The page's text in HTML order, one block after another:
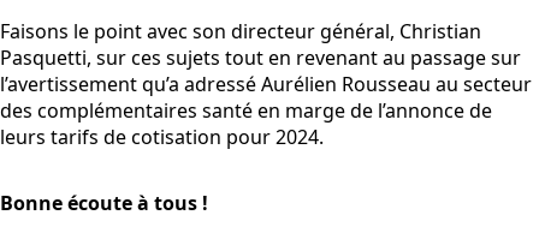
Faisons le point avec son directeur général, Christian
Pasquetti, sur ces sujets tout en revenant au passage sur
l’avertissement qu’a adressé Aurélien Rousseau au secteur
des complémentaires santé en marge de l’annonce de
leurs tarifs de cotisation pour 2024.
Bonne écoute à tous !